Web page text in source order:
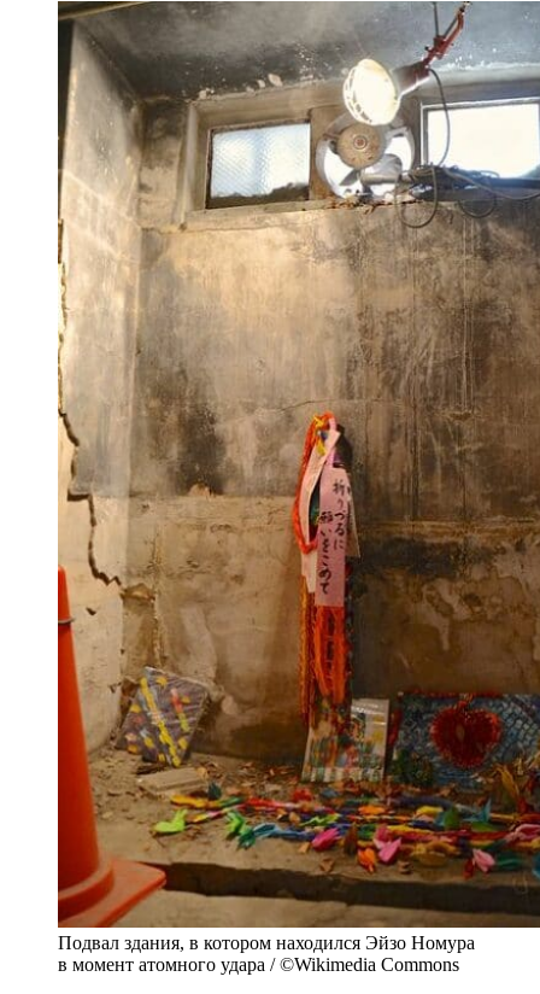
Подвал здания, в котором находился Эйзо Номура
в момент атомного удара / ©Wikimedia Commons